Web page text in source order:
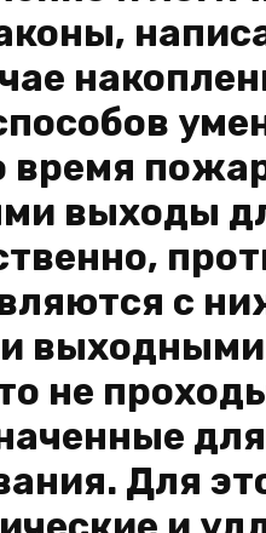
время
выходы
с
не
Для